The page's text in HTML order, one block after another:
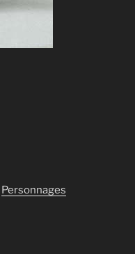
Personnages